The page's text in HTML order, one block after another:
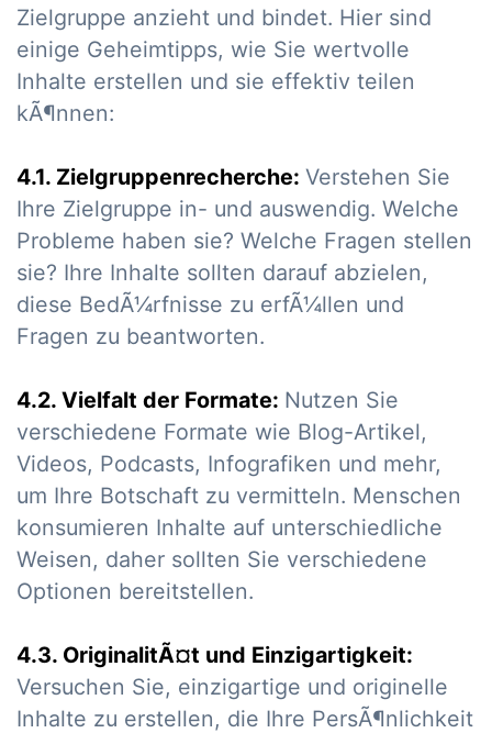
Zielgruppe anzieht und bindet. Hier sind
einige Geheimtipps, wie Sie wertvolle
Inhalte erstellen und sie effektiv teilen
kÃ¶nnen:
4.1. Zielgruppenrecherche: Verstehen Sie
Ihre Zielgruppe in- und auswendig. Welche
Probleme haben sie? Welche Fragen stellen
sie? Ihre Inhalte sollten darauf abzielen,
diese BedÃ¼rfnisse zu erfÃ¼llen und
Fragen zu beantworten.
4.2. Vielfalt der Formate: Nutzen Sie
verschiedene Formate wie Blog-Artikel,
Videos, Podcasts, Infografiken und mehr,
um Ihre Botschaft zu vermitteln. Menschen
konsumieren Inhalte auf unterschiedliche
Weisen, daher sollten Sie verschiedene
Optionen bereitstellen.
4.3. OriginalitÃ¤t und Einzigartigkeit:
Versuchen Sie, einzigartige und originelle
Inhalte zu erstellen, die Ihre PersÃ¶nlichkeit